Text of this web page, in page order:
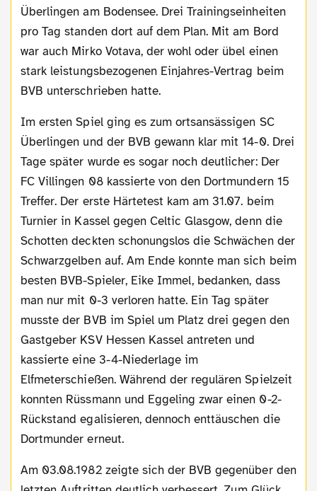
Überlingen am Bodensee. Drei Trainingseinheiten
pro Tag standen dort auf dem Plan. Mit am Bord
war auch Mirko Votava, der wohl oder übel einen
stark leistungsbezogenen Einjahres-Vertrag beim
BVB unterschrieben hatte.
Im ersten Spiel ging es zum ortsansässigen SC
Überlingen und der BVB gewann klar mit 14-0. Drei
Tage später wurde es sogar noch deutlicher: Der
FC Villingen 08 kassierte von den Dortmundern 15
Treffer. Der erste Härtetest kam am 31.07. beim
Turnier in Kassel gegen Celtic Glasgow, denn die
Schotten deckten schonungslos die Schwächen der
Schwarzgelben auf. Am Ende konnte man sich beim
besten BVB-Spieler, Eike Immel, bedanken, dass
man nur mit 0-3 verloren hatte. Ein Tag später
musste der BVB im Spiel um Platz drei gegen den
Gastgeber KSV Hessen Kassel antreten und
kassierte eine 3-4-Niederlage im
Elfmeterschießen. Während der regulären Spielzeit
konnten Rüssmann und Eggeling zwar einen 0-2-
Rückstand egalisieren, dennoch enttäuschen die
Dortmunder erneut.
Am 03.08.1982 zeigte sich der BVB gegenüber den